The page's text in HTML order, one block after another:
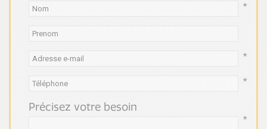
*
*
*
Précisez votre besoin
*